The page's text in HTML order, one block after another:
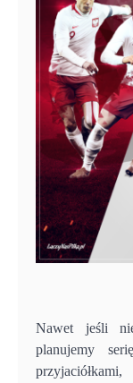
Nawet jeśli
planujemy